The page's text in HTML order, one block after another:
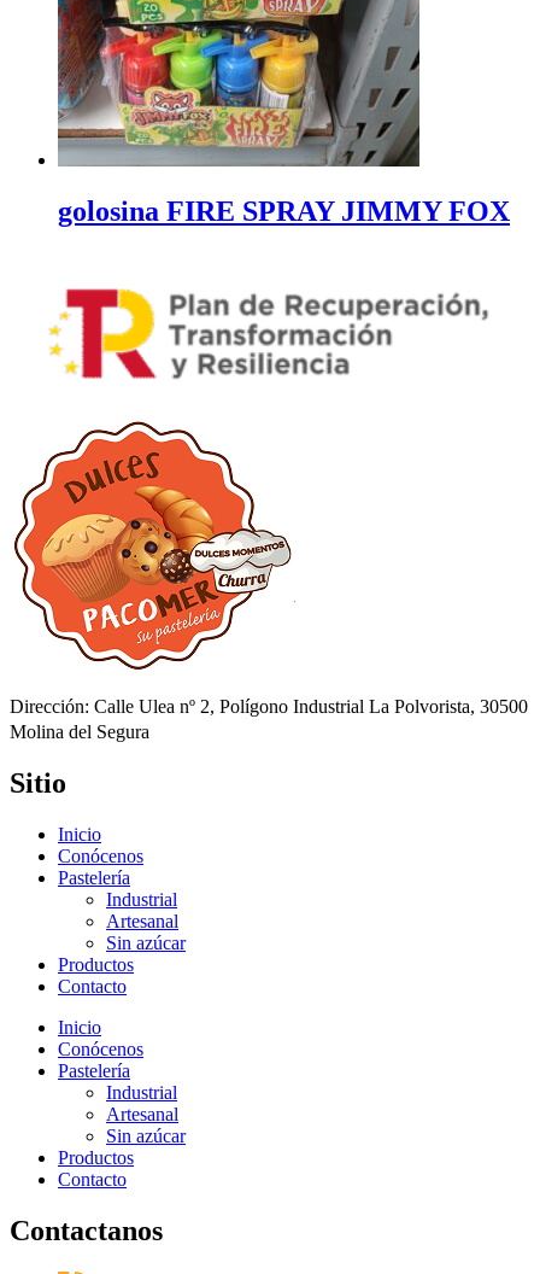
golosina FIRE SPRAY JIMMY FOX
Dirección: Calle Ulea nº 2, Polígono Industrial La Polvorista, 30500
Molina del Segura
Sitio
Inicio
Conócenos
Pastelería
Industrial
Artesanal
Sin azúcar
Productos
Contacto
Inicio
Conócenos
Pastelería
Industrial
Artesanal
Sin azúcar
Productos
Contacto
Contactanos